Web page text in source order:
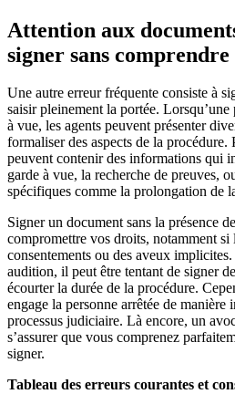
Attention aux
signer sans
Une autre erreur fréquente consiste à
saisir pleinement la portée. Lorsqu’une
à vue, les agents peuvent présenter
formaliser des aspects de la procédure.
peuvent contenir des informations qui
garde à vue, la recherche de preuves,
spécifiques comme la prolongation de
Signer un document sans la présence
compromettre vos droits, notamment
consentements ou des aveux
audition, il peut être tentant de signer
écourter la durée de la procédure.
engage la personne arrêtée de manière
processus judiciaire. Là encore, un
s’assurer que vous comprenez
signer.
Tableau des erreurs courantes et